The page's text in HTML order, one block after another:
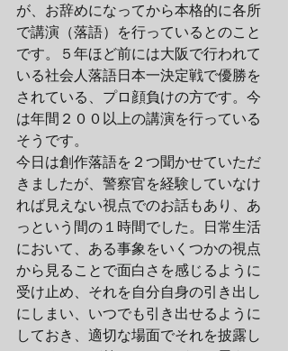
が、お辞めになってから本格的に各所
で講演（落語）を行っているとのこと
です。５年ほど前には大阪で行われて
いる社会人落語日本一決定戦で優勝を
されている、プロ顔負けの方です。今
は年間２００以上の講演を行っている
そうです。
今日は創作落語を２つ聞かせていただ
きましたが、警察官を経験していなけ
れば見えない視点でのお話もあり、あ
っという間の１時間でした。日常生活
において、ある事象をいくつかの視点
から見ることで面白さを感じるように
受け止め、それを自分自身の引き出し
にしまい、いつでも引き出せるように
しておき、適切な場面でそれを披露し